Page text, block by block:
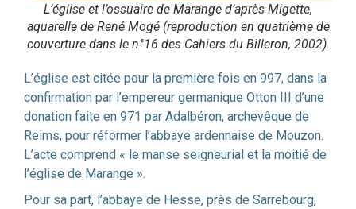
L’église et l’ossuaire de Marange d’après Migette,
aquarelle de René Mogé (reproduction en quatrième de
couverture dans le n°16 des Cahiers du Billeron, 2002).
L’église est citée pour la première fois en 997, dans la
confirmation par l’empereur germanique Otton III d’une
donation faite en 971 par Adalbéron, archevêque de
Reims, pour réformer l’abbaye ardennaise de Mouzon.
L’acte comprend « le manse seigneurial et la moitié de
l’église de Marange ».
Pour sa part, l’abbaye de Hesse, près de Sarrebourg,